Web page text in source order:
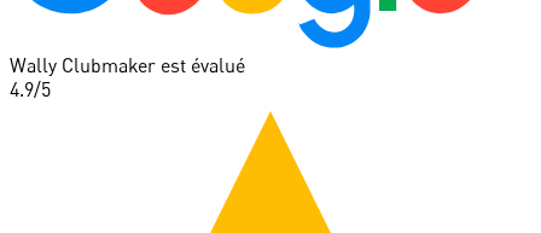
Wally Clubmaker est évalué
4.9/5